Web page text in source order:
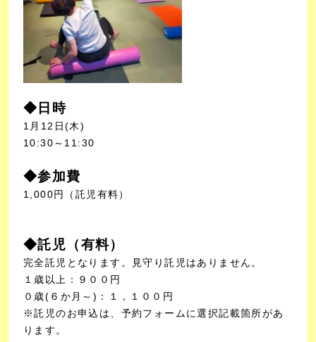
◆日時
1月12日(木)
10:30～11:30
◆参加費
1,000円（託児有料）
◆託児（有料）
完全託児となります。見守り託児はありません。
１歳以上：９００円
０歳(６か月～)：１，１００円
※託児のお申込は、予約フォームに選択記載箇所があ
ります。